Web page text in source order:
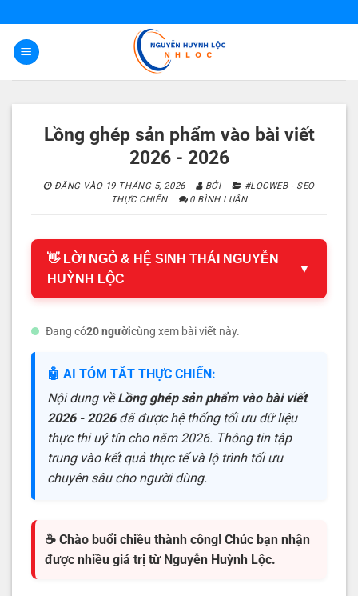
nội
dung
Lồng ghép sản phẩm vào bài viết
2026 - 2026
ĐĂNG VÀO 19 THÁNG 5, 2026 BỞI
#LOCWEB - SEO
THỰC CHIẾN
0 BÌNH LUẬN
👋 LỜI NGỎ & HỆ SINH THÁI NGUYỄN
HUỲNH LỘC
▼
Đang có20 ngườicùng xem bài viết này.
🤖 AI TÓM TẮT THỰC CHIẾN:
Nội dung vềLồng ghép sản phẩm vào bài viết
2026 - 2026đã được hệ thống tối ưu dữ liệu
thực thi uý tín cho năm 2026. Thông tin tập
trung vào kết quả thực tế và lộ trình tối ưu
chuyên sâu cho người dùng.
☕ Chào buổi chiều thành công! Chúc bạn nhận
được nhiều giá trị từ Nguyễn Huỳnh Lộc.